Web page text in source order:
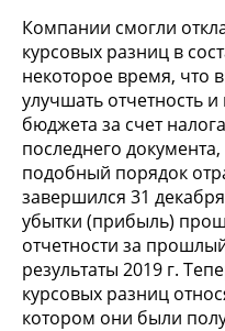
Компании смогли
курсовых разниц в
некоторое время, что
улучшать отчетность
бюджета за счет
последнего
подобный порядок
завершился 31
убытки (прибыль)
отчетности за
результаты 2019 г.
курсовых разниц
котором они были